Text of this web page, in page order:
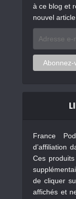
à ce blog et
nouvel
mail
Abonnez-
France
d’affiliation
Ces
de cliquer
affichés et